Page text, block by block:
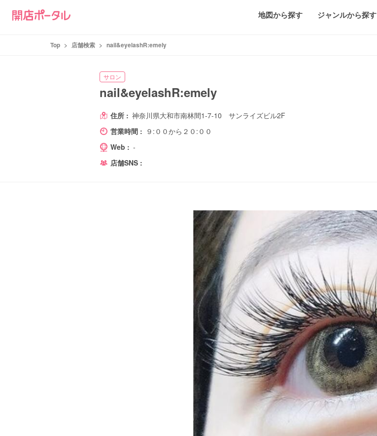
地図から探す ジャンルから探す
Top > 店舗検索 > nail&eyelashR:emely
サロン
nail&eyelashR:emely
住所 : 神奈川県大和市南林間1-7-10 サンライズビル2F
営業時間 : ９:００から２０:００
Web : -
店舗SNS :